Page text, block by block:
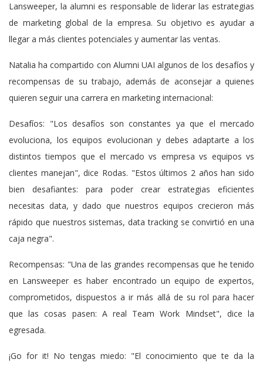
Lansweeper, la alumni es responsable de liderar las estrategias
de marketing global de la empresa. Su objetivo es ayudar a
llegar a más clientes potenciales y aumentar las ventas.
Natalia ha compartido con Alumni UAI algunos de los desafíos y
recompensas de su trabajo, además de aconsejar a quienes
quieren seguir una carrera en marketing internacional:
Desafíos: "Los desafíos son constantes ya que el mercado
evoluciona, los equipos evolucionan y debes adaptarte a los
distintos tiempos que el mercado vs empresa vs equipos vs
clientes manejan", dice Rodas. "Estos últimos 2 años han sido
bien desafiantes: para poder crear estrategias eficientes
necesitas data, y dado que nuestros equipos crecieron más
rápido que nuestros sistemas, data tracking se convirtió en una
caja negra".
Recompensas: "Una de las grandes recompensas que he tenido
en Lansweeper es haber encontrado un equipo de expertos,
comprometidos, dispuestos a ir más allá de su rol para hacer
que las cosas pasen: A real Team Work Mindset", dice la
egresada.
¡Go for it! No tengas miedo: "El conocimiento que te da la